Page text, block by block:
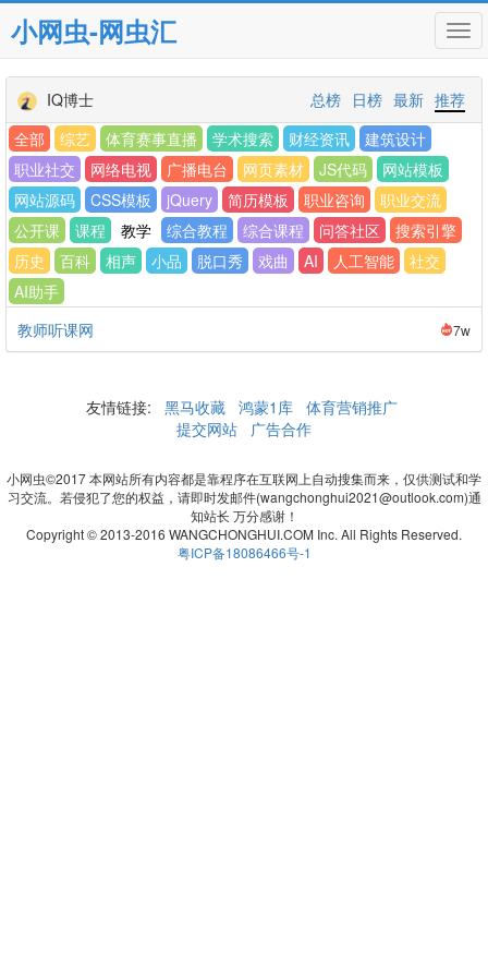
小网虫-网虫汇
IQ博士 推荐
最新
日榜
总榜
全部
综艺 体育赛事直播 学术搜索 财经资讯
建筑设计
职业社交
网络电视 广播电台 网页素材 JS代码
网站模板
网站源码
CSS模板 jQuery 简历模板 职业咨询
职业交流
公开课
课程 教学 综合教程 综合课程 问答社区
搜索引擎
历史
百科 相声 小品 脱口秀 戏曲 AI 人工智能
社交
AI助手
教师听课网
7w
友情链接: 黑马收藏 鸿蒙1库 体育营销推广
提交网站
广告合作
小网虫©2017 本网站所有内容都是靠程序在互联网上自动搜集而来，仅供测试和学
习交流。若侵犯了您的权益，请即时发邮件(wangchonghui2021@outlook.com)通
知站长 万分感谢！
Copyright © 2013-2016 WANGCHONGHUI.COM Inc. All Rights Reserved.
粤ICP备18086466号-1